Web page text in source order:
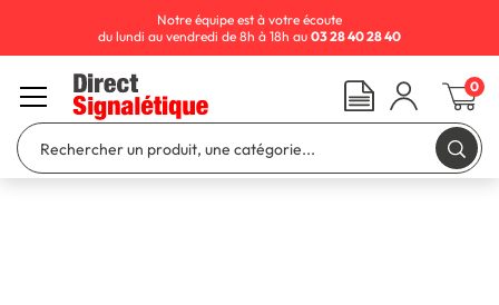
Notre équipe est à votre écoute
du lundi au vendredi de 8h à 18h au 03 28 40 28 40
0